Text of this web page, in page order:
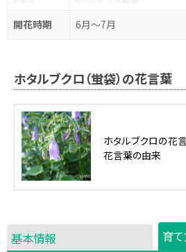
開花時期 6月～7月
ホタルブクロ（蛍袋）の花言葉
ホタルブクロの花
花言葉の由来
基本情報 育